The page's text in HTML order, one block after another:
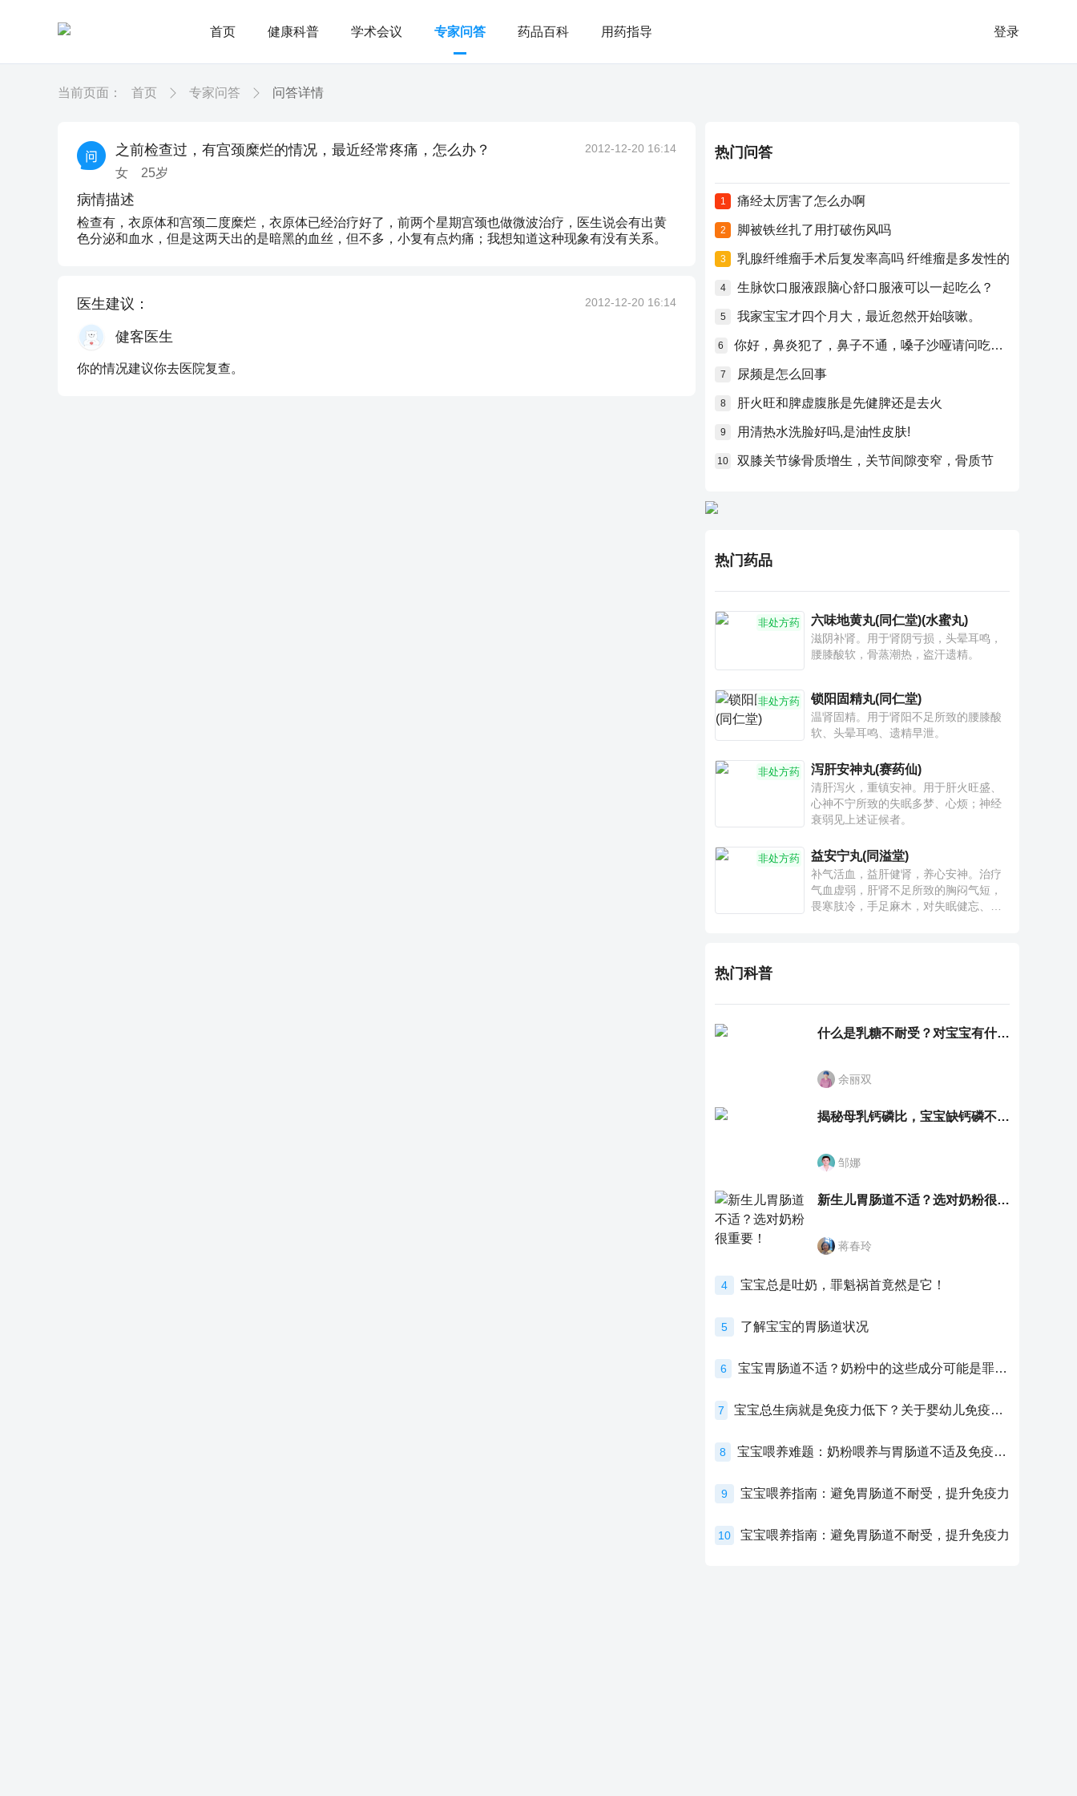
首页 健康科普 学术会议 专家问答 药品百科 用药指导 登录
当前页面： 首页 专家问答 问答详情
之前检查过，有宫颈糜烂的情况，最近经常疼痛，怎么办？
女 25岁
2012-12-20 16:14
病情描述
检查有，衣原体和宫颈二度糜烂，衣原体已经治疗好了，前两个星期宫颈也做微波治疗，医生说会有出黄
色分泌和血水，但是这两天出的是暗黑的血丝，但不多，小复有点灼痛；我想知道这种现象有没有关系。
医生建议： 2012-12-20 16:14
健客医生
你的情况建议你去医院复查。
热门问答
1 痛经太厉害了怎么办啊
2 脚被铁丝扎了用打破伤风吗
3 乳腺纤维瘤手术后复发率高吗 纤维瘤是多发性的
4 生脉饮口服液跟脑心舒口服液可以一起吃么？
5 我家宝宝才四个月大，最近忽然开始咳嗽。
6 你好，鼻炎犯了，鼻子不通，嗓子沙哑请问吃什么药比较好？
7 尿频是怎么回事
8 肝火旺和脾虚腹胀是先健脾还是去火
9 用清热水洗脸好吗,是油性皮肤!
10 双膝关节缘骨质增生，关节间隙变窄，骨质节
热门药品
非处方药 六味地黄丸(同仁堂)(水蜜丸)
滋阴补肾。用于肾阴亏损，头晕耳鸣，
腰膝酸软，骨蒸潮热，盗汗遗精。
非处方药 锁阳固精丸(同仁堂)
温肾固精。用于肾阳不足所致的腰膝酸
软、头晕耳鸣、遗精早泄。
非处方药 泻肝安神丸(赛药仙)
清肝泻火，重镇安神。用于肝火旺盛、
心神不宁所致的失眠多梦、心烦；神经
衰弱见上述证候者。
非处方药 益安宁丸(同溢堂)
补气活血，益肝健肾，养心安神。治疗
气血虚弱，肝肾不足所致的胸闷气短，
畏寒肢冷，手足麻木，对失眠健忘、神
热门科普
什么是乳糖不耐受？对宝宝有什么影响？
余丽双
揭秘母乳钙磷比，宝宝缺钙磷不再愁
邹娜
新生儿胃肠道不适？选对奶粉很重要！
蒋春玲
4 宝宝总是吐奶，罪魁祸首竟然是它！
5 了解宝宝的胃肠道状况
6 宝宝胃肠道不适？奶粉中的这些成分可能是罪魁祸首！
7 宝宝总生病就是免疫力低下？关于婴幼儿免疫力的真相，家长必须了解！
8 宝宝喂养难题：奶粉喂养与胃肠道不适及免疫力提升的奥秘
9 宝宝喂养指南：避免胃肠道不耐受，提升免疫力
10 宝宝喂养指南：避免胃肠道不耐受，提升免疫力